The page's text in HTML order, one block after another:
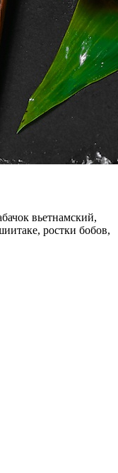
вьетнамский,
ростки бобов,